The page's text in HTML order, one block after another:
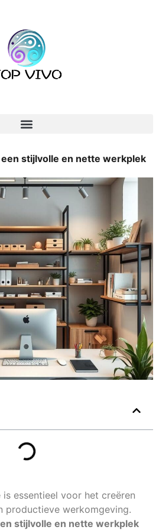
stijlvolle en nette werkplek
essentieel voor het creëren
productieve werkomgeving.
stijlvolle en nette werkplek